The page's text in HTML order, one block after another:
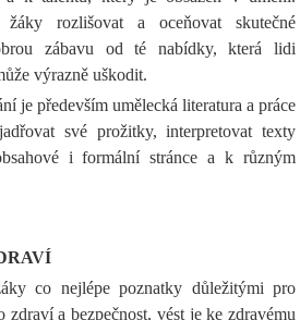
rozlišovat a oceňovat skutečné
zábavu od té nabídky, která lidi
výrazně uškodit.
je především umělecká literatura a práce
své prožitky, interpretovat texty
i formální stránce a k různým
co nejlépe poznatky důležitými pro
a bezpečnost, vést je ke zdravému